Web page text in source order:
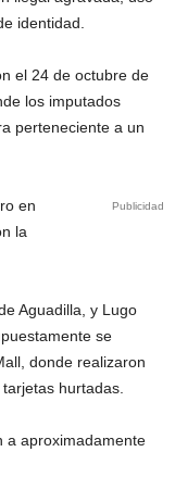
identidad.
el 24 de octubre de
los imputados
perteneciente a un
Publicidad
en
la
Aguadilla, y Lugo
se
donde realizaron
hurtadas.
a aproximadamente